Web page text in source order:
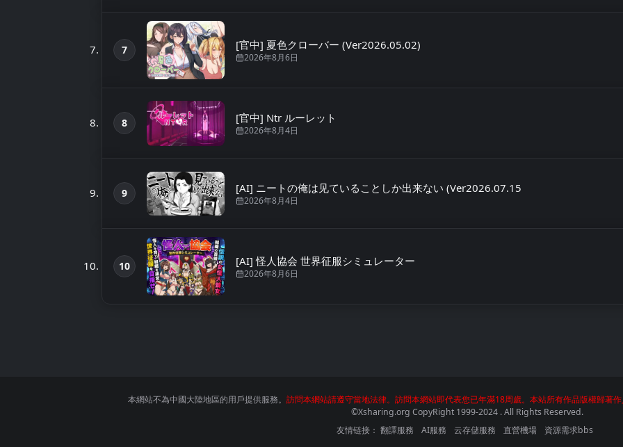
第7名
7 [官中] 夏色クローバー (Ver2026.05.02)
2026年8月6日
第8名
8 [官中] Ntr ルーレット
2026年8月4日
第9名
9 [AI] ニートの俺は见ていることしか出来ない (Ver2026.07.15
2026年8月4日
第10名
10 [AI] 怪人協会 世界征服シミュレーター
2026年8月6日
本網站不為中國大陸地區的用戶提供服務。 訪問本網站請遵守當地法律。訪問本網站即代表您已年滿18周歲。本站所有作品版權歸著
©Xsharing.org CopyRight 1999-2024 . All Rights Reserved.
友情链接： 翻譯服務 AI服務 云存儲服務 直營機場 資源需求bbs